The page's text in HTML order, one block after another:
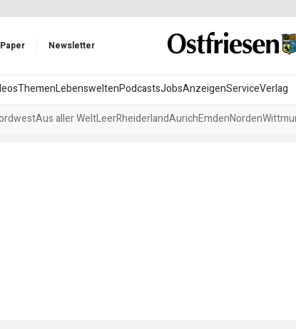
Newsletter
ThemenLebensweltenPodcastsJobsAnzeigenServiceVerlag
Aus aller WeltLeerRheiderlandAurichEmdenNorden